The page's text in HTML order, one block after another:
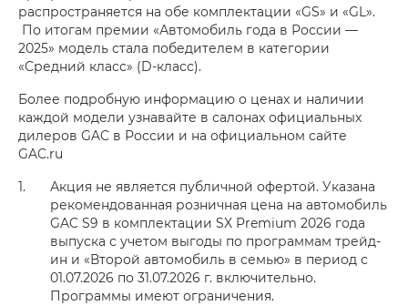
распространяется на обе комплектации «GS» и «GL».
По итогам премии «Автомобиль года в России —
2025» модель стала победителем в категории
«Средний класс» (D-класс).
Более подробную информацию о ценах и наличии
каждой модели узнавайте в салонах официальных
дилеров GAC в России и на официальном сайте
GAC.ru
Акция не является публичной офертой. Указана
рекомендованная розничная цена на автомобиль
GAC S9 в комплектации SX Premium 2026 года
выпуска с учетом выгоды по программам трейд-
ин и «Второй автомобиль в семью» в период с
01.07.2026 по 31.07.2026 г. включительно.
Программы имеют ограничения.